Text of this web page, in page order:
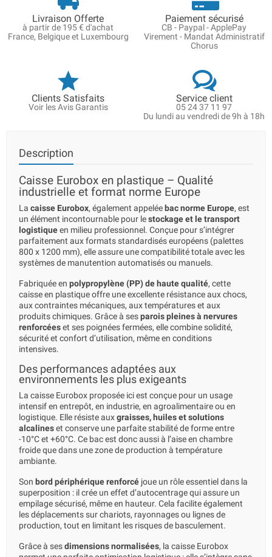
Livraison Offerte
à partir de 195 € d'achat
France, Belgique et Luxembourg
Paiement sécurisé
CB - Paypal - ApplePay
Virement - Mandat Administratif
Chorus
Clients Satisfaits
Voir les Avis Garantis
Service client
05 24 37 11 97
Du lundi au vendredi de 9h à 18h
Description
Caisse Eurobox en plastique – Qualité
industrielle et format norme Europe
La caisse Eurobox, également appelée bac norme Europe, est
un élément incontournable pour lestockage et le transport
logistiqueen milieu professionnel. Conçue pour s’intégrer
parfaitement aux formats standardisés européens (palettes
800 x 1200 mm), elle assure une compatibilité totale avec les
systèmes de manutention automatisés ou manuels.
Fabriquée en polypropylène (PP) de haute qualité, cette
caisse en plastique offre une excellente résistance aux chocs,
aux contraintes mécaniques, aux températures et aux
produits chimiques. Grâce à sesparois pleines à nervures
renforcéeset ses poignées fermées, elle combine solidité,
sécurité et confort d’utilisation, même en conditions
intensives.
Des performances adaptées aux
environnements les plus exigeants
La caisse Eurobox proposée ici est conçue pour un usage
intensif en entrepôt, en industrie, en agroalimentaire ou en
logistique. Elle résiste auxgraisses, huiles et solutions
alcalineset conserve une parfaite stabilité de forme entre
-10°C et +60°C. Ce bac est donc aussi à l’aise en chambre
froide que dans une zone de production à température
ambiante.
Son bord périphérique renforcé joue un rôle essentiel dans la
superposition : il crée un effet d’autocentrage qui assure un
empilage sécurisé, même en hauteur. Cela facilite également
les déplacements sur chariots, rayonnages ou lignes de
production, tout en limitant les risques de basculement.
Grâce à sesdimensions normalisées, la caisse Eurobox